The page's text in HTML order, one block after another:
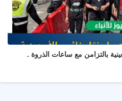
بالتزامن مع ساعات الذروة .